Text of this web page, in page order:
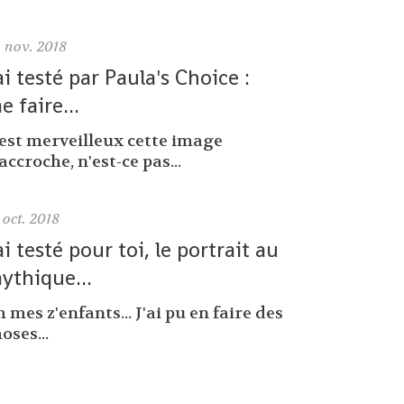
nov. 2018
testé par Paula's Choice :
faire...
merveilleux cette image
n'est-ce pas...
oct. 2018
testé pour toi, le portrait au
mes z'enfants... J'ai pu en faire des